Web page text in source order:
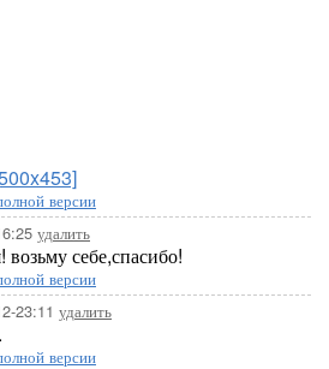
версии
удалить
возьму себе,спасибо!
версии
23:11 удалить
версии